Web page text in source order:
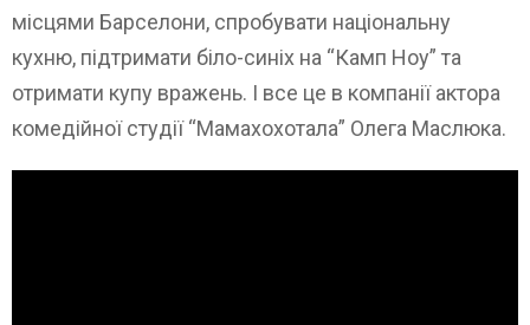
місцями Барселони, спробувати національну
кухню, підтримати біло-синіх на “Камп Ноу” та
отримати купу вражень. І все це в компанії актора
комедійної студії “Мамахохотала” Олега Маслюка.